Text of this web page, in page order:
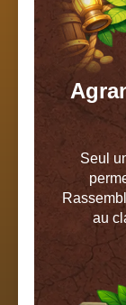
Seul
au